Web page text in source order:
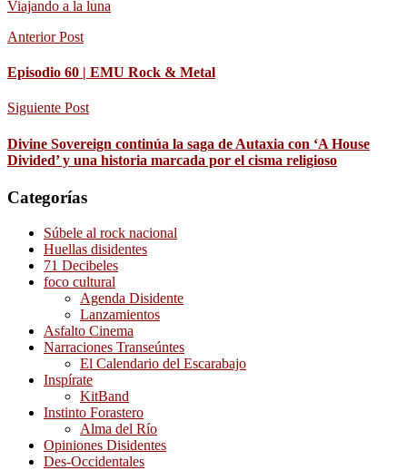
Viajando a la luna
Anterior Post
Episodio 60 | EMU Rock & Metal
Siguiente Post
Divine Sovereign continúa la saga de Autaxia con ‘A House
Divided’ y una historia marcada por el cisma religioso
Categorías
Súbele al rock nacional
Huellas disidentes
71 Decibeles
foco cultural
Agenda Disidente
Lanzamientos
Asfalto Cinema
Narraciones Transeúntes
El Calendario del Escarabajo
Inspírate
KitBand
Instinto Forastero
Alma del Río
Opiniones Disidentes
Des-Occidentales